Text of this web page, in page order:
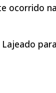
ocorrido